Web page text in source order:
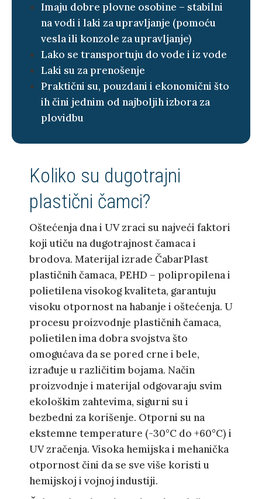
Imaju dobre plovne osobine – stabilni
na vodi i laki za upravljanje (pomoću
vesla ili konzole za upravljanje)
Lako se transportuju do vode i iz vode
Laki su za prenošenje
Praktični su, pouzdani i ekonomični što
ih čini jednim od najboljih izbora za
plovidbu
Koliko su dugotrajni
plastični čamci?
Oštećenja dna i UV zraci su najveći faktori
koji utiču na dugotrajnost čamaca i
brodova. Materijal izrade ČabarPlast
plastičnih čamaca, PEHD – polipropilena i
polietilena visokog kvaliteta, garantuju
visoku otpornost na habanje i oštećenja. U
procesu proizvodnje plastičnih čamaca,
polietilen ima dobra svojstva što
omogućava da se pored crne i bele,
izrađuje u različitim bojama. Način
proizvodnje i materijal odgovaraju svim
ekološkim zahtevima, sigurni su i
bezbedni za korišenje. Otporni su na
ekstemne temperature (-30°C do +60°C) i
UV zračenja. Visoka hemijska i mehanička
otpornost čini da se sve više koristi u
hemijskoj i vojnoj industiji.